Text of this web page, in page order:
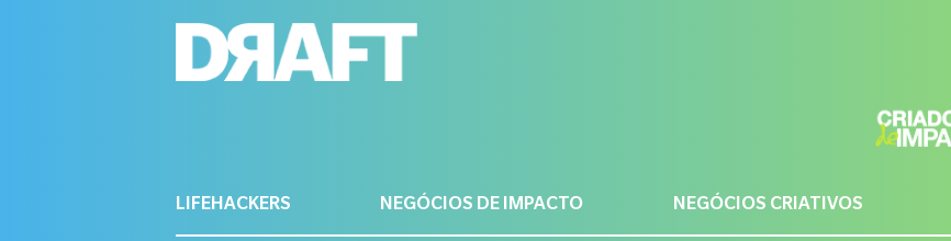
LIFEHACKERS NEGÓCIOS DE IMPACTO NEGÓCIOS CRIATIVOS